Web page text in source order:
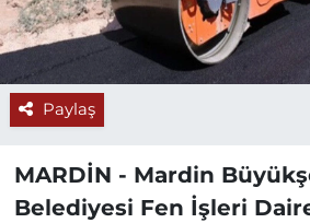
Paylaş
MARDİN - Mardin
Belediyesi Fen İşleri